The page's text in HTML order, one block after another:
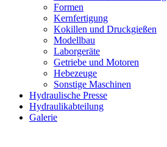
Formen
Kernfertigung
Kokillen und Druckgießen
Modellbau
Laborgeräte
Getriebe und Motoren
Hebezeuge
Sonstige Maschinen
Hydraulische Presse
Hydraulikabteilung
Galerie